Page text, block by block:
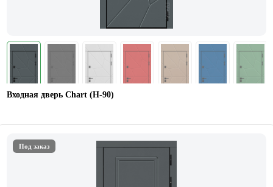
Входная дверь Chart (Н-90)
Под заказ